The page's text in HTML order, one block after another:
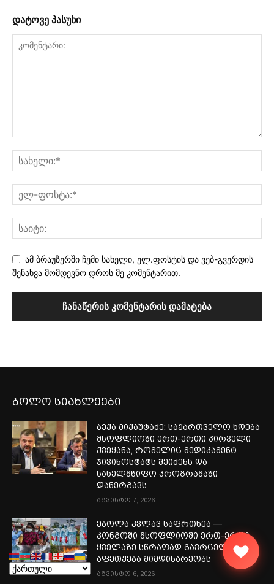
დატოვე პასუხი
ამ ბრაუზერში ჩემი სახელი, ელ.ფოსტის და ვებ-გვერდის
შენახვა მომდევნო დროს მე კომენტარით.
ბოლო სიახლეები
ბექა მიქაუტაძე: საქართველო ხდება
მსოფლიოში ერთ-ერთი პირველი
ქვეყანა, რომელიც მედიკამენტ
ჯივინოსტატს შეიძენს და
სახელმწიფო პროგრამაში
დანერგავს
აგვისტო 7, 2026
ებოლა კვლავ საფრთხეა —
კონგოში მსოფლიოში ერთ-ერთი
ყველაზე სწრაფად გავრცელებული
აფეთქება მიმდინარეობს
აგვისტო 6, 2026